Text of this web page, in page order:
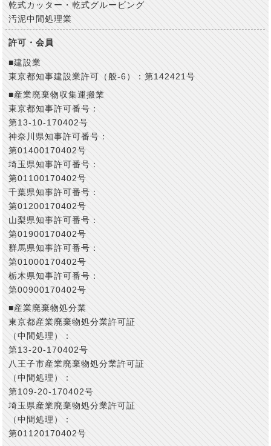
乾式カッター・乾式グルービング
汚泥中間処理業
許可・会員
■建設業
東京都知事建設業許可（般-6）：第142421号
■産業廃棄物収集運搬業
東京都知事許可番号：
第13-10-170402号
神奈川県知事許可番号：
第01400170402号
埼玉県知事許可番号：
第01100170402号
千葉県知事許可番号：
第01200170402号
山梨県知事許可番号：
第01900170402号
群馬県知事許可番号：
第01000170402号
栃木県知事許可番号：
第00900170402号
■産業廃棄物処分業
東京都産業廃棄物処分業許可証
（中間処理）：
第13-20-170402号
八王子市産業廃棄物処分業許可証
（中間処理）：
第109-20-170402号
埼玉県産業廃棄物処分業許可証
（中間処理）：
第01120170402号